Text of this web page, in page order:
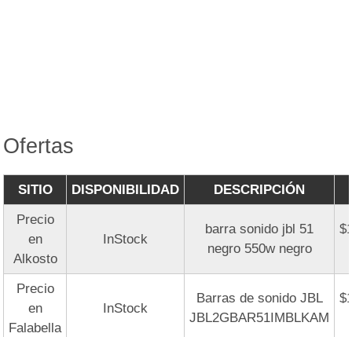
Ofertas
SITIO DISPONIBILIDAD
DESCRIPCIÓN
Precio
en
Alkosto
InStock
barra sonido jbl 51
negro 550w negro
Precio
en
Falabella
InStock
Barras de sonido JBL
JBL2GBAR51IMBLKAM